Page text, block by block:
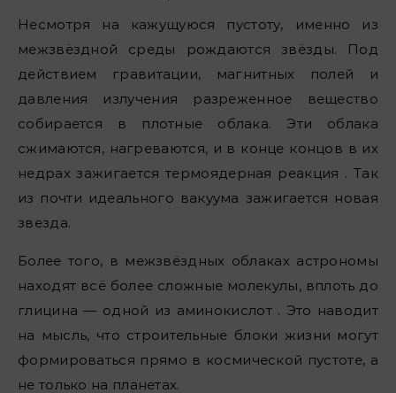
Несмотря на кажущуюся пустоту, именно из
межзвёздной среды рождаются звёзды. Под
действием гравитации, магнитных полей и
давления излучения разреженное вещество
собирается в плотные облака. Эти облака
сжимаются, нагреваются, и в конце концов в их
недрах зажигается термоядерная реакция . Так
из почти идеального вакуума зажигается новая
звезда.
Более того, в межзвёздных облаках астрономы
находят всё более сложные молекулы, вплоть до
глицина — одной из аминокислот . Это наводит
на мысль, что строительные блоки жизни могут
формироваться прямо в космической пустоте, а
не только на планетах.